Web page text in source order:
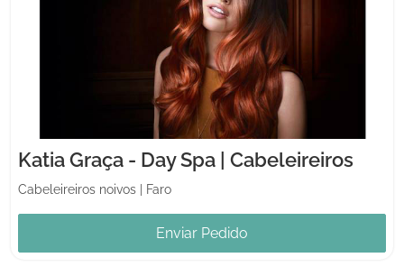
Katia Graça - Day Spa | Cabeleireiros
Cabeleireiros noivos Faro
Enviar Pedido